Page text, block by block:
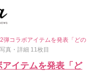
弾コラボアイテムを発表「どの
真・詳細 11枚目
イテムを発表「ど